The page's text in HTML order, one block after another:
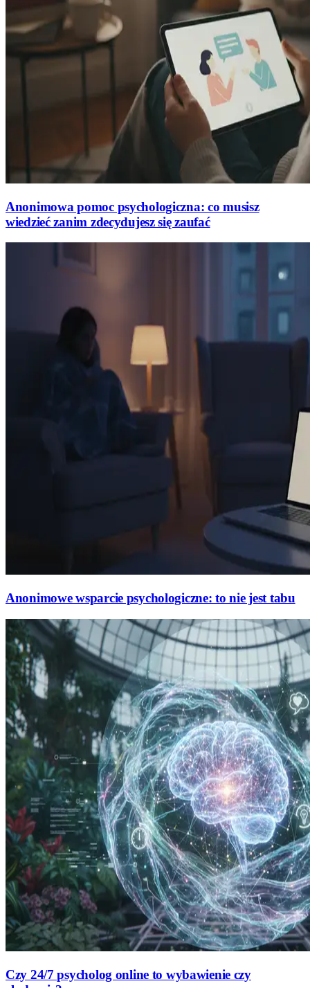
Anonimowa pomoc psychologiczna: co musisz
wiedzieć zanim zdecydujesz się zaufać
Anonimowe wsparcie psychologiczne: to nie jest tabu
Czy 24/7 psycholog online to wybawienie czy